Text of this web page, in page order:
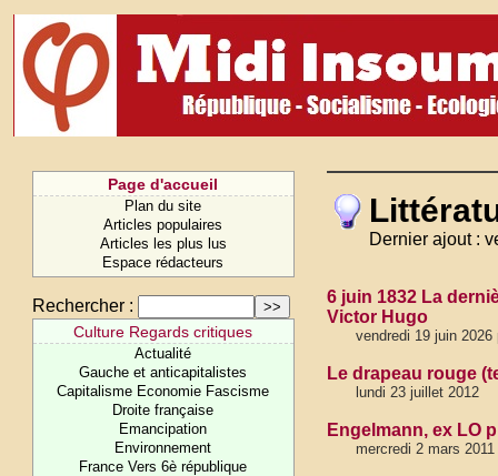
Page d'accueil
Plan du site
Articles populaires
Articles les plus lus
Espace rédacteurs
Rechercher :
Culture Regards critiques
Actualité
Gauche et anticapitalistes
Capitalisme Economie Fascisme
Droite française
Emancipation
Environnement
France Vers 6è république
Dernier ajout :
6 juin 1832 La
Victor Hugo
vendredi 19 juin
Le drapeau rouge
lundi 23 juillet 2012
Engelmann, ex LO
mercredi 2 mars 2011